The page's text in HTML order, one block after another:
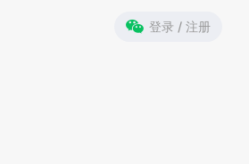
登录 / 注册